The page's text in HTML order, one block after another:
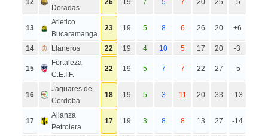
Doradas
13
Atletico
Bucaramanga
23 19 5 8 6 26 20 +6
14 Llaneros 22 19 4 10 5 17 20 -3
15
Fortaleza
C.E.I.F.
22 19 5 7 7 22 27 -5
16
Jaguares de
Cordoba
18 19 5 3 11 20 33 -13
17
Alianza
Petrolera
17 19 3 8 8 13 27 -14